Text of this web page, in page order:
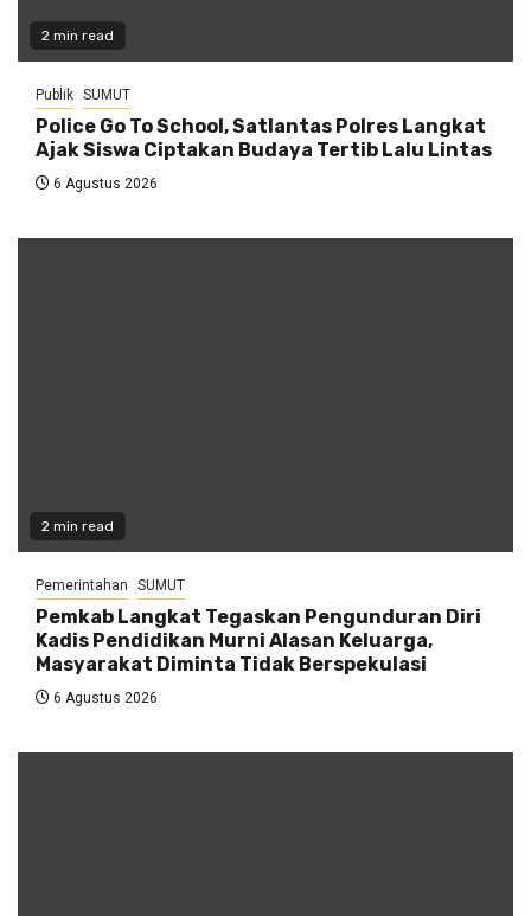
2 min read
Publik SUMUT
Police Go To School, Satlantas Polres Langkat
Ajak Siswa Ciptakan Budaya Tertib Lalu Lintas
6 Agustus 2026
2 min read
Pemerintahan SUMUT
Pemkab Langkat Tegaskan Pengunduran Diri
Kadis Pendidikan Murni Alasan Keluarga,
Masyarakat Diminta Tidak Berspekulasi
6 Agustus 2026